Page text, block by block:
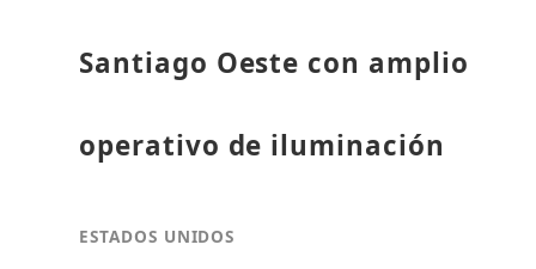
Santiago Oeste con amplio
operativo de iluminación
ESTADOS UNIDOS